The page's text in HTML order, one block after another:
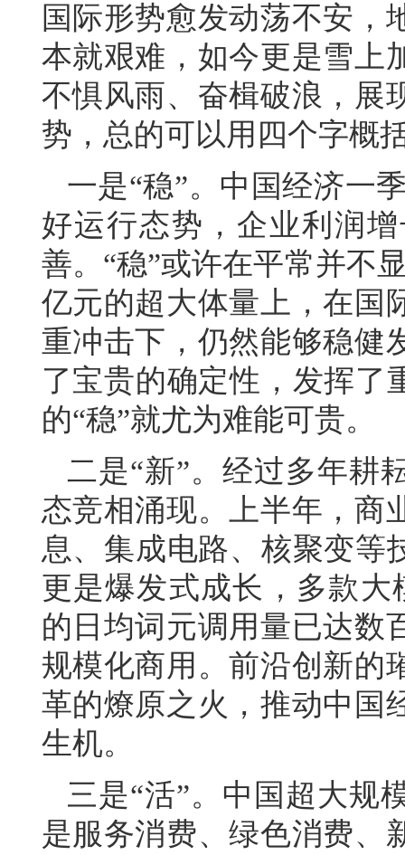
国际形势愈发动荡不安，
本就艰难，如今更是雪上
不惧风雨、奋楫破浪，展
势，总的可以用四个字概
一是“稳”。中国经济一
好运行态势，企业利润
善。“稳”或许在平常并不
亿元的超大体量上，在国
重冲击下，仍然能够稳健
了宝贵的确定性，发挥了
的“稳”就尤为难能可贵。
二是“新”。经过多年耕
态竞相涌现。上半年，商
息、集成电路、核聚变等
更是爆发式成长，多款
的日均词元调用量已达数
规模化商用。前沿创新的
革的燎原之火，推动中国
生机。
三是“活”。中国超大规
是服务消费、绿色消费、